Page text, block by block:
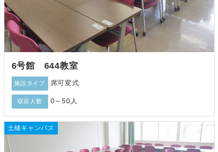
6号館 644教室
施設タイプ 席可変式
収容人数 0～50人
土樋キャンパス